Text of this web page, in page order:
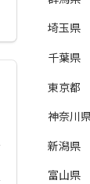
埼玉県
千葉県
東京都
神奈川
新潟県
富山県